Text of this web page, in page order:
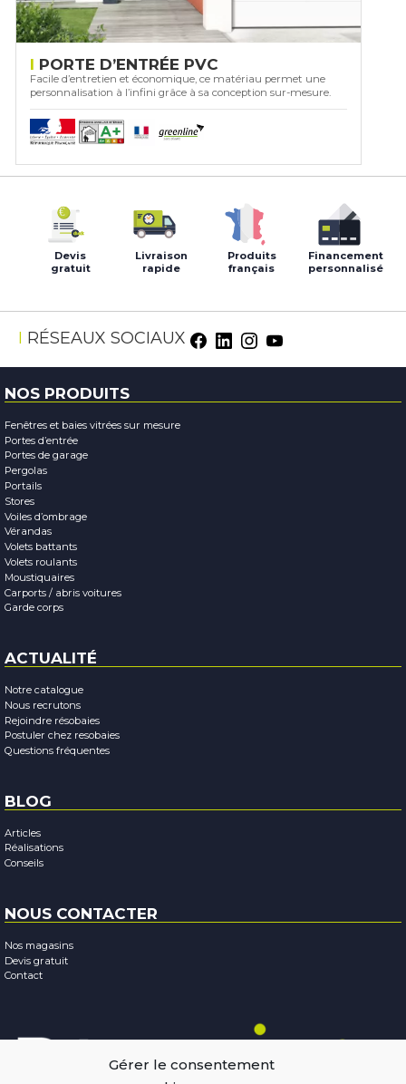
Gérer le consentement
PORTE D’ENTRÉE PVC
Facile d’entretien et économique, ce matériau permet une
personnalisation à l’infini grâce à sa conception sur-mesure.
Devis
gratuit
Livraison
rapide
Produits
français
Financement
personnalisé
RÉSEAUX SOCIAUX Facebook
LinkedIn
Instagram
Youtube
NOS PRODUITS
Fenêtres et baies vitrées sur mesure
Portes d’entrée
Portes de garage
Pergolas
Portails
Stores
Voiles d’ombrage
Vérandas
Volets battants
Volets roulants
Moustiquaires
Carports / abris voitures
Garde corps
ACTUALITÉ
Notre catalogue
Nous recrutons
Rejoindre résobaies
Postuler chez resobaies
Questions fréquentes
BLOG
Articles
Réalisations
Conseils
NOUS CONTACTER
Nos magasins
Devis gratuit
Contact